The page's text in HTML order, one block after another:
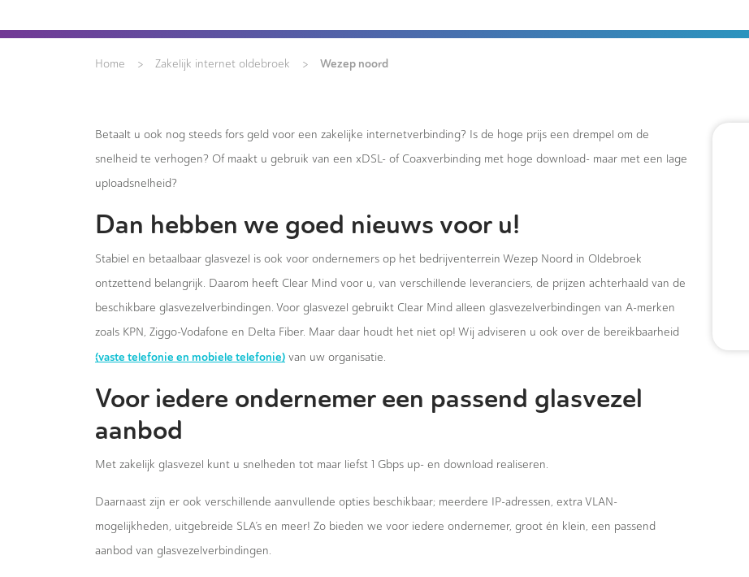
Home > Zakelijk internet oldebroek > Wezep noord
Betaalt u ook nog steeds fors geld voor een zakelijke internetverbinding? Is de hoge prijs een drempel om de
snelheid te verhogen? Of maakt u gebruik van een xDSL- of Coaxverbinding met hoge download- maar met een lage
uploadsnelheid?
Dan hebben we goed nieuws voor u!
Stabiel en betaalbaar glasvezel is ook voor ondernemers op het bedrijventerrein Wezep Noord in Oldebroek
ontzettend belangrijk. Daarom heeft Clear Mind voor u, van verschillende leveranciers, de prijzen achterhaald van de
beschikbare glasvezelverbindingen. Voor glasvezel gebruikt Clear Mind alleen glasvezelverbindingen van A-merken
zoals KPN, Ziggo-Vodafone en Delta Fiber. Maar daar houdt het niet op! Wij adviseren u ook over de bereikbaarheid
(vaste telefonie en mobiele telefonie) van uw organisatie.
Voor iedere ondernemer een passend glasvezel
aanbod
Met zakelijk glasvezel kunt u snelheden tot maar liefst 1 Gbps up- en download realiseren.
Daarnaast zijn er ook verschillende aanvullende opties beschikbaar; meerdere IP-adressen, extra VLAN-
mogelijkheden, uitgebreide SLA’s en meer! Zo bieden we voor iedere ondernemer, groot én klein, een passend
aanbod van glasvezelverbindingen.